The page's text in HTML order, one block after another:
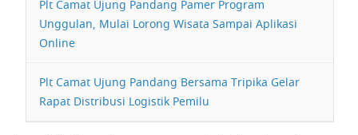
Plt Camat Ujung Pandang Pamer Program
Unggulan, Mulai Lorong Wisata Sampai Aplikasi
Online
Plt Camat Ujung Pandang Bersama Tripika Gelar
Rapat Distribusi Logistik Pemilu